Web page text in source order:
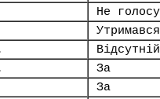
Не
Утримався
Відсутній
За
За